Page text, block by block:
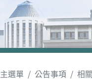
主選單 公告事項 相